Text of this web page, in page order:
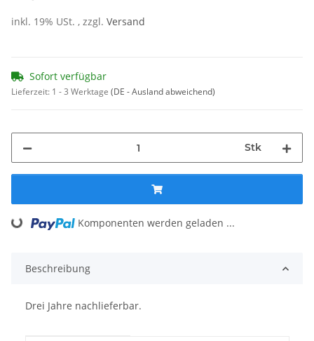
inkl. 19% USt. , zzgl. Versand
Sofort verfügbar
Lieferzeit: 1 - 3 Werktage (DE - Ausland abweichend)
Stk
Loading... Komponenten werden geladen ...
Beschreibung
Drei Jahre nachlieferbar.